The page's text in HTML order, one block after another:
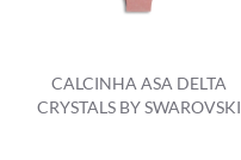
CALCINHA ASA DELTA
CRYSTALS BY SWAROVSKI